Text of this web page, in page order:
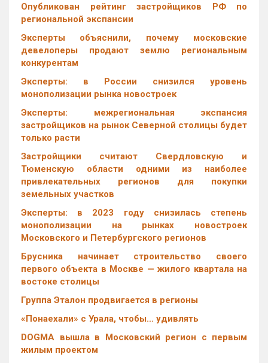
Опубликован рейтинг застройщиков РФ по
региональной экспансии
Эксперты объяснили, почему московские
девелоперы продают землю региональным
конкурентам
Эксперты: в России снизился уровень
монополизации рынка новостроек
Эксперты: межрегиональная экспансия
застройщиков на рынок Северной столицы будет
только расти
Застройщики считают Свердловскую и
Тюменскую области одними из наиболее
привлекательных регионов для покупки
земельных участков
Эксперты: в 2023 году снизилась степень
монополизации на рынках новостроек
Московского и Петербургского регионов
Брусника начинает строительство своего
первого объекта в Москве — жилого квартала на
востоке столицы
Группа Эталон продвигается в регионы
«Понаехали» с Урала, чтобы… удивлять
DOGMA вышла в Московский регион с первым
жилым проектом